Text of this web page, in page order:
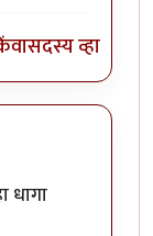
सदस्य व्हा
धागा